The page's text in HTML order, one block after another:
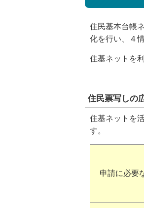
住民基本台帳
化を行い、４
住基ネットを
住民票写しの
住基ネットを
す。
申請に必要